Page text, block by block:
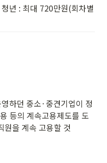
년 : 최대 720만원(회차별
하던 중소·중견기업이 정
등의 계속고용제도를 도
원을 계속 고용할 것